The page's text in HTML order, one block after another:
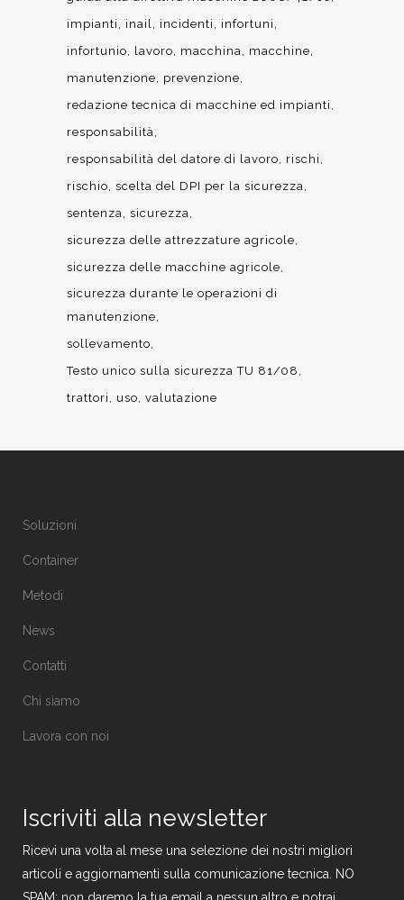
impianti
inail incidenti
infortuni
infortunio
lavoro macchina
macchine
manutenzione
prevenzione
redazione tecnica di macchine ed impianti
responsabilità
responsabilità del datore di lavoro
rischi
rischio scelta del DPI per la sicurezza
sentenza sicurezza
sicurezza delle attrezzature agricole
sicurezza delle macchine agricole
sicurezza durante le operazioni di
manutenzione
sollevamento
Testo unico sulla sicurezza TU 81/08
trattori
uso valutazione
Soluzioni
Container
Metodi
News
Contatti
Chi siamo
Lavora con noi
Iscriviti alla newsletter
Ricevi una volta al mese una selezione dei nostri migliori
articoli e aggiornamenti sulla comunicazione tecnica. NO